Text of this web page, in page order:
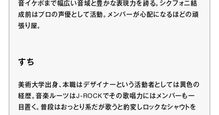
音イケボまで幅広い音域と豊かな表現力を誇る。シクフォニ結
成前はプロの声優として活動。メンバーが心配になるほどの頑
張り屋。
すち
美術大学出身、本職はデザイナーという活動者としては異色の
経歴。音楽ルーツはJ-ROCKでその歌唱力にはメンバーも一
目置く。普段はおっとり系だが歌うと豹変しロックなシャウトを